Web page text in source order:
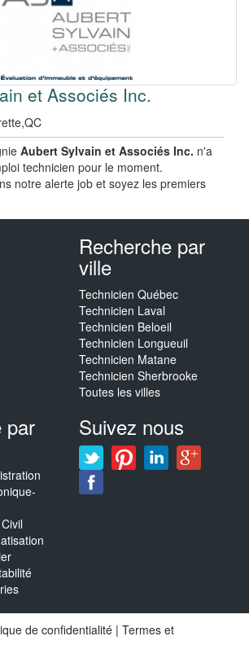
et Associés Inc.
Aubert Sylvain et Associés Inc. n'a
technicien pour le moment.
notre alerte job et soyez les premiers
Recherche par
ville
Technicien Québec
Technicien Laval
Technicien Beloeil
Technicien Longueuil
Technicien Matane
Technicien Sherbrooke
Toutes les villes
par Suivez nous
de confidentialité | Termes et